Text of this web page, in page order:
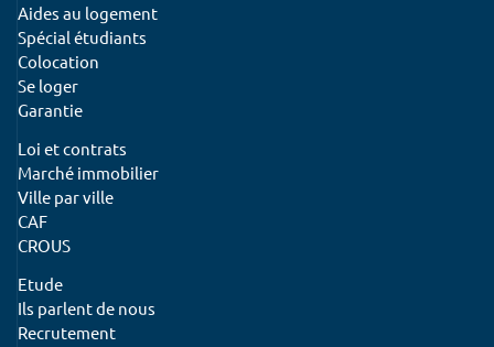
Aides au logement
Spécial étudiants
Colocation
Se loger
Garantie
Loi et contrats
Marché immobilier
Ville par ville
CAF
CROUS
Etude
Ils parlent de nous
Recrutement